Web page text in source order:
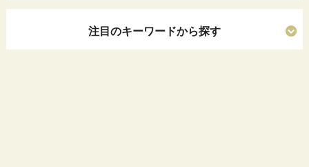
注目のキーワードから探す